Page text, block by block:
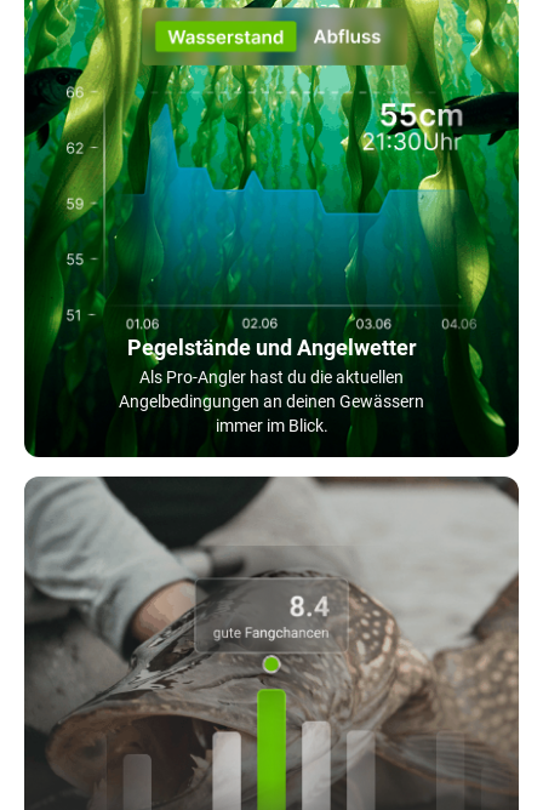
Pegelstände und Angelwetter
Als Pro-Angler hast du die aktuellen
Angelbedingungen an deinen Gewässern
immer im Blick.